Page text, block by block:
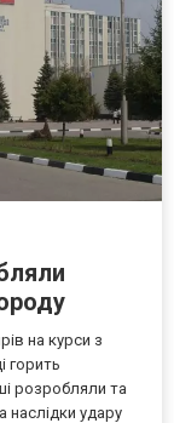
на курси з
горить
розробляли та
наслідки удару